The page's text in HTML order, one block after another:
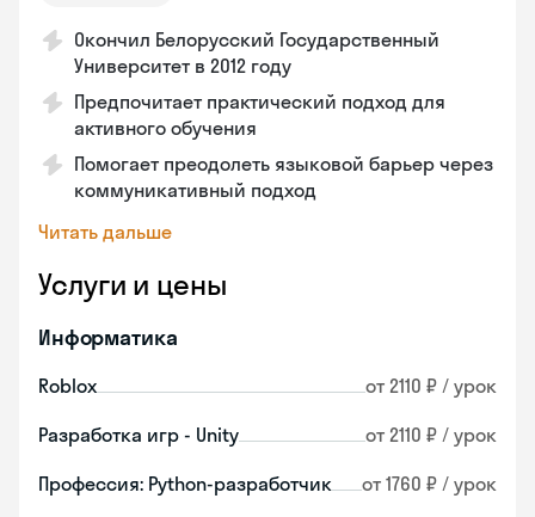
Окончил Белорусский Государственный
Университет в 2012 году
Предпочитает практический подход для
активного обучения
Помогает преодолеть языковой барьер через
коммуникативный подход
Читать дальше
Услуги и цены
Информатика
Roblox от 2110 ₽ / урок
Разработка игр - Unity от 2110 ₽ / урок
Профессия: Python-разработчик от 1760 ₽ / урок